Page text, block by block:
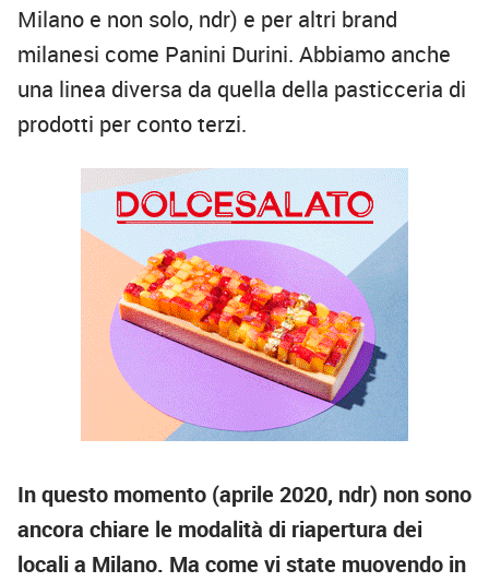
Milano e non solo, ndr) e per altri brand
milanesi come Panini Durini. Abbiamo anche
una linea diversa da quella della pasticceria di
prodotti per conto terzi.
In questo momento (aprile 2020, ndr) non sono
ancora chiare le modalità di riapertura dei
locali a Milano. Ma come vi state muovendo in